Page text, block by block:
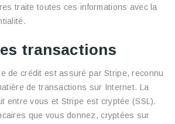
traite toutes ces informations avec la
transactions
de crédit est assuré par Stripe, reconnu
de transactions sur Internet. La
entre vous et Stripe est cryptée (SSL).
que vous donnez, cryptées sur